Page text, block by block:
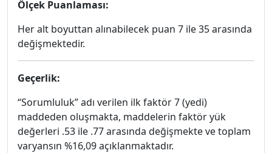
Ölçek Puanlaması:
Her alt boyuttan alınabilecek puan 7 ile 35 arasında
değişmektedir.
Geçerlik:
“Sorumluluk” adı verilen ilk faktör 7 (yedi)
maddeden oluşmakta, maddelerin faktör yük
değerleri .53 ile .77 arasında değişmekte ve toplam
varyansın %16,09 açıklanmaktadır.